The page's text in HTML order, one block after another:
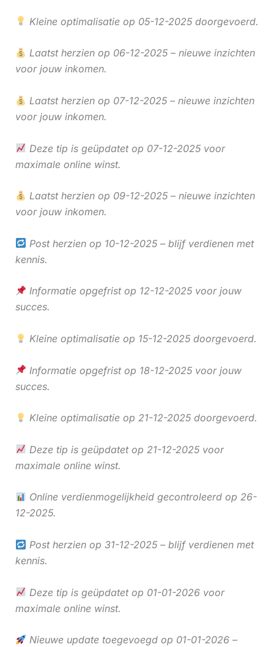
Kleine optimalisatie op 05-12-2025 doorgevoerd.
Laatst herzien op 06-12-2025 – nieuwe inzichten
voor jouw inkomen.
Laatst herzien op 07-12-2025 – nieuwe inzichten
voor jouw inkomen.
Deze tip is geüpdatet op 07-12-2025 voor
maximale online winst.
Laatst herzien op 09-12-2025 – nieuwe inzichten
voor jouw inkomen.
Post herzien op 10-12-2025 – blijf verdienen met
kennis.
Informatie opgefrist op 12-12-2025 voor jouw
succes.
Kleine optimalisatie op 15-12-2025 doorgevoerd.
Informatie opgefrist op 18-12-2025 voor jouw
succes.
Kleine optimalisatie op 21-12-2025 doorgevoerd.
Deze tip is geüpdatet op 21-12-2025 voor
maximale online winst.
Online verdienmogelijkheid gecontroleerd op 26-
12-2025.
Post herzien op 31-12-2025 – blijf verdienen met
kennis.
Deze tip is geüpdatet op 01-01-2026 voor
maximale online winst.
Nieuwe update toegevoegd op 01-01-2026 –